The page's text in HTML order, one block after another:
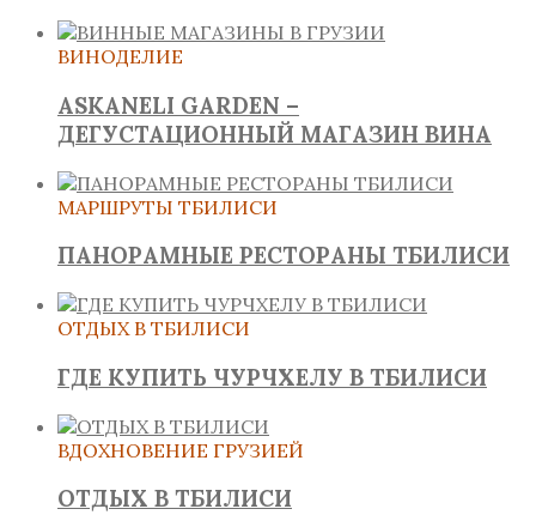
ВИНОДЕЛИЕ
ASKANELI GARDEN –
ДЕГУСТАЦИОННЫЙ МАГАЗИН ВИНА
МАРШРУТЫ ТБИЛИСИ
ПАНОРАМНЫЕ РЕСТОРАНЫ ТБИЛИСИ
ОТДЫХ В ТБИЛИСИ
ГДЕ КУПИТЬ ЧУРЧХЕЛУ В ТБИЛИСИ
ВДОХНОВЕНИЕ ГРУЗИЕЙ
ОТДЫХ В ТБИЛИСИ